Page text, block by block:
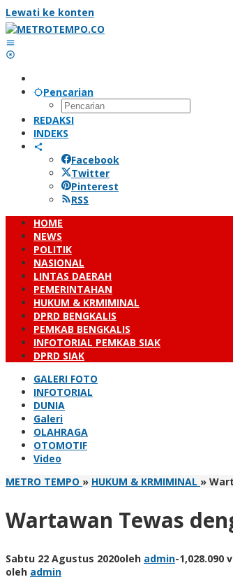
Lewati ke konten
Pencarian
REDAKSI
INDEKS
Facebook
Twitter
Pinterest
RSS
HOME
NEWS
POLITIK
NASIONAL
LINTAS DAERAH
PEMERINTAHAN
HUKUM & KRMIMINAL
DPRD BENGKALIS
PEMKAB BENGKALIS
INFOTORIAL PEMKAB SIAK
DPRD SIAK
GALERI FOTO
INFOTORIAL
DUNIA
Galeri
OLAHRAGA
OTOMOTIF
Video
METRO TEMPO » HUKUM & KRMIMINAL »
Wartawan Tewas
Sabtu 22 Agustus 2020oleh admin-1,028.090
oleh admin